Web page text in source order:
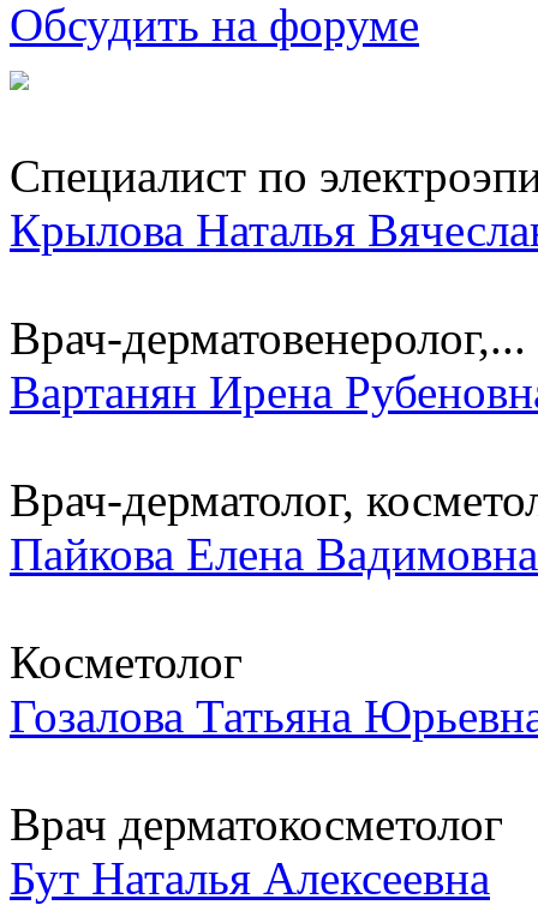
Обсудить на форуме
Специалист по
Крылова Наталья
Врач-дерматовенеролог,...
Вартанян Ирена
Врач-дерматолог,
Пайкова Елена Вадимовна
Косметолог
Гозалова Татьяна
Врач дерматокосметолог
Бут Наталья Алексеевна